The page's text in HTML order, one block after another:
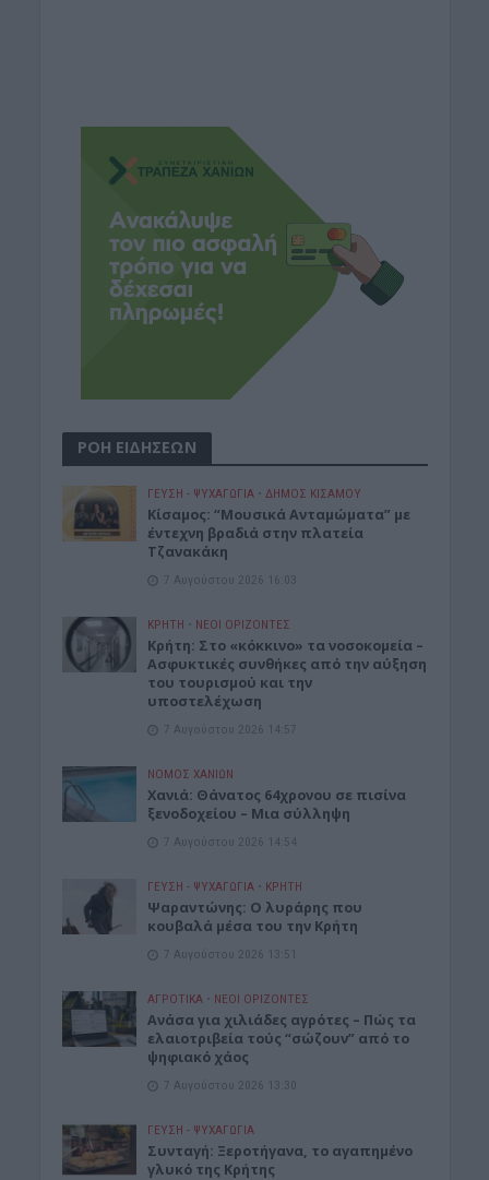
ΡΟΗ ΕΙΔΗΣΕΩΝ
ΓΕΎΣΗ - ΨΥΧΑΓΩΓΊΑ • ΔΉΜΟΣ ΚΙΣΆΜΟΥ
Κίσαμος: “Μουσικά Ανταμώματα” με
έντεχνη βραδιά στην πλατεία
Τζανακάκη
7 Αυγούστου 2026 16:03
ΚΡΗΤΗ • ΝΕΟΙ ΟΡΙΖΟΝΤΕΣ
Κρήτη: Στο «κόκκινο» τα νοσοκομεία –
Ασφυκτικές συνθήκες από την αύξηση
του τουρισμού και την
υποστελέχωση
7 Αυγούστου 2026 14:57
ΝΟΜΌΣ ΧΑΝΊΩΝ
Χανιά: Θάνατος 64χρονου σε πισίνα
ξενοδοχείου – Μια σύλληψη
7 Αυγούστου 2026 14:54
ΓΕΎΣΗ - ΨΥΧΑΓΩΓΊΑ • ΚΡΗΤΗ
Ψαραντώνης: Ο λυράρης που
κουβαλά μέσα του την Κρήτη
7 Αυγούστου 2026 13:51
ΑΓΡΟΤΙΚΑ • ΝΕΟΙ ΟΡΙΖΟΝΤΕΣ
Ανάσα για χιλιάδες αγρότες – Πώς τα
ελαιοτριβεία τούς “σώζουν” από το
ψηφιακό χάος
7 Αυγούστου 2026 13:30
ΓΕΎΣΗ - ΨΥΧΑΓΩΓΊΑ
Συνταγή: Ξεροτήγανα, το αγαπημένο
γλυκό της Κρήτης